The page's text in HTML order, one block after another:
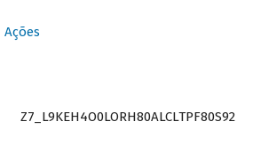
Ações
Z7_L9KEH4O0LORH80ALCLTPF80S92